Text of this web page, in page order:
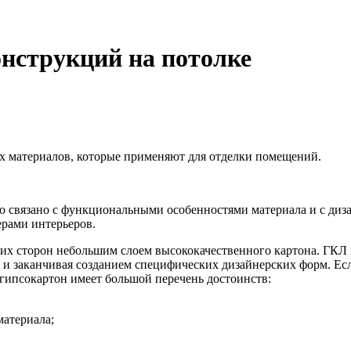
на потолке
материалов, которые применяют для отделки помещений.
с функциональными особенностями материала и с
интерьеров.
сторон небольшим слоем высококачественного картона.
созданием специфических дизайнерских форм.
имеет большой перечень достоинств: